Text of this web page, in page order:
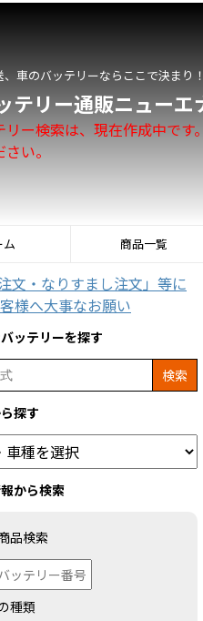
車のバッテリーならここで決まり！
テリー通販ニューエ
ー検索は、現在作成中です
い。
ム 商品一覧
文・なりすまし注文」等に
様へ大事なお願い
ッテリーを探す
探す
から検索
品検索
種類